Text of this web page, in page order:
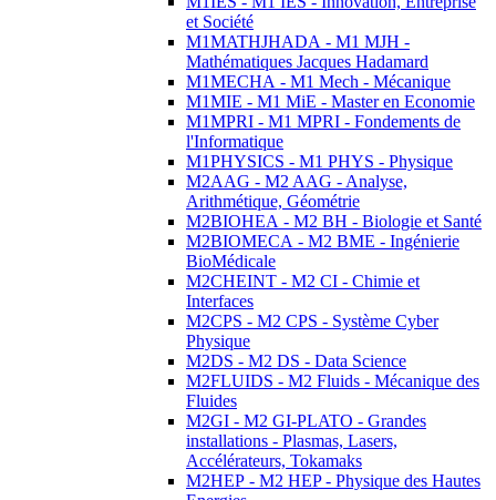
et Société
M1MATHJHADA - M1 MJH -
Mathématiques Jacques Hadamard
M1MECHA - M1 Mech - Mécanique
M1MIE - M1 MiE - Master en Economie
M1MPRI - M1 MPRI - Fondements de
l'Informatique
M1PHYSICS - M1 PHYS - Physique
M2AAG - M2 AAG - Analyse,
Arithmétique, Géométrie
M2BIOHEA - M2 BH - Biologie et Santé
M2BIOMECA - M2 BME - Ingénierie
BioMédicale
M2CHEINT - M2 CI - Chimie et
Interfaces
M2CPS - M2 CPS - Système Cyber
Physique
M2DS - M2 DS - Data Science
M2FLUIDS - M2 Fluids - Mécanique des
Fluides
M2GI - M2 GI-PLATO - Grandes
installations - Plasmas, Lasers,
Accélérateurs, Tokamaks
M2HEP - M2 HEP - Physique des Hautes